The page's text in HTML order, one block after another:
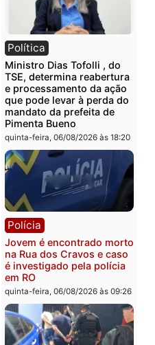
Polícia
Polícia Militar apreende
explosivos e
durante patrulhamento
fluvial no Rio Madeira em
Porto Velho
sexta-feira, 07/08/2026 às
Política
Ministro Dias Tofolli , do
TSE, determina
e processamento da
que pode levar à perda
mandato da prefeita de
Pimenta Bueno